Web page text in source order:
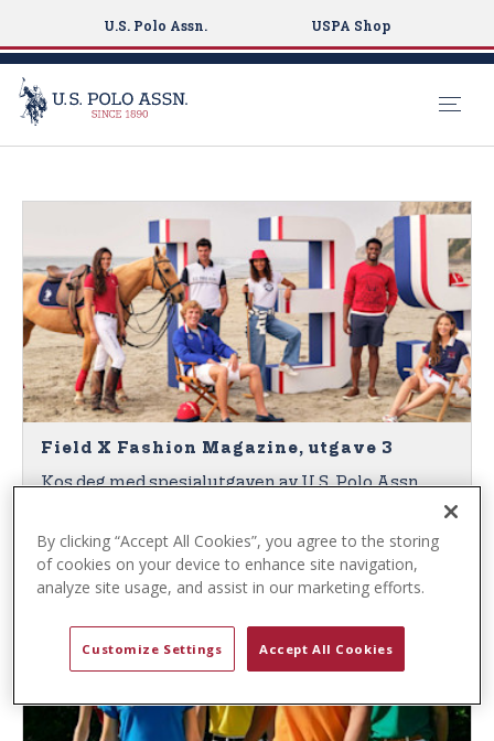
U.S. Polo Assn. USPA Shop
Field X Fashion Magazine, utgave 3
Kos deg med spesialutgaven av U.S. Polo Assn.
135-årsjubileet.
Les mer
By clicking “Accept All Cookies”, you agree to the storing
of cookies on your device to enhance site navigation,
analyze site usage, and assist in our marketing efforts.
Customize Settings Accept All Cookies